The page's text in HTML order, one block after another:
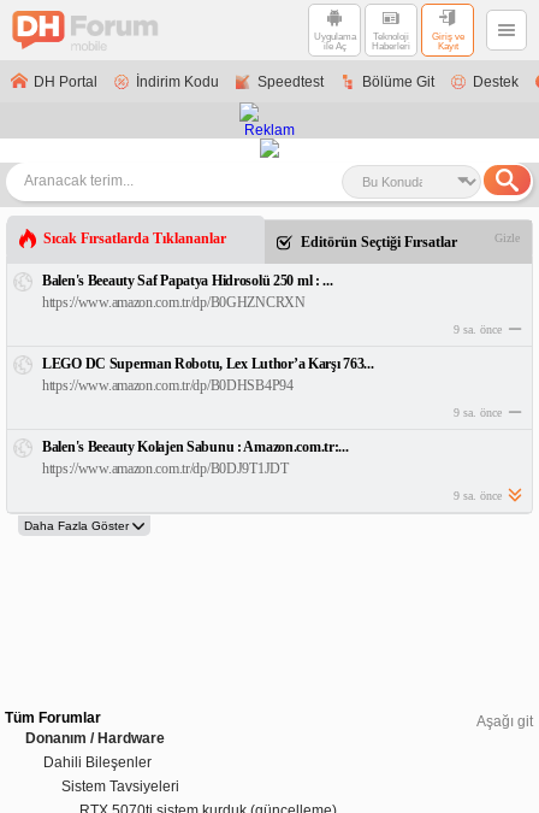
Uygulama
ile Aç
Teknoloji
Haberleri
Giriş ve
Kayıt
DH Portal İndirim Kodu Speedtest Bölüme Git Destek
Sıcak Fırsatlarda Tıklananlar Editörün Seçtiği Fırsatlar Gizle
Balen's Beeauty Saf Papatya Hidrosolü 250 ml : ...
https://www.amazon.com.tr/dp/B0GHZNCRXN
9 sa. önce
LEGO DC Superman Robotu, Lex Luthor’a Karşı 763...
https://www.amazon.com.tr/dp/B0DHSB4P94
9 sa. önce
Balen's Beeauty Kolajen Sabunu : Amazon.com.tr:...
https://www.amazon.com.tr/dp/B0DJ9T1JDT
9 sa. önce
Aşağı git
Tüm Forumlar
Donanım / Hardware
Dahili Bileşenler
Sistem Tavsiyeleri